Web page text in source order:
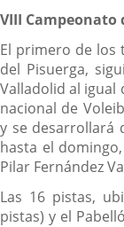
VIII Campeonato
El primero de los
del Pisuerga,
Valladolid al igual
nacional de
y se desarrollará
hasta el
Pilar Fernández
Las 16 pistas,
pistas) y el